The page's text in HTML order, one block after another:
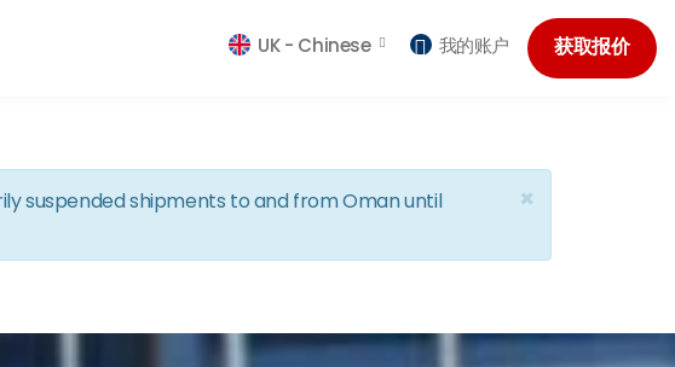
获取报价
UK - Chinese 我的账户
×
suspended shipments to and from Oman until